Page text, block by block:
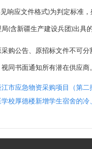
响应文件格式)为判定标准
(含新疆生产建设兵团)出具
购公告、原招标文件不可
同书面通知所有潜在供应商
江市应急物资采购项目（第二
校厚德楼新增学生宿舍的